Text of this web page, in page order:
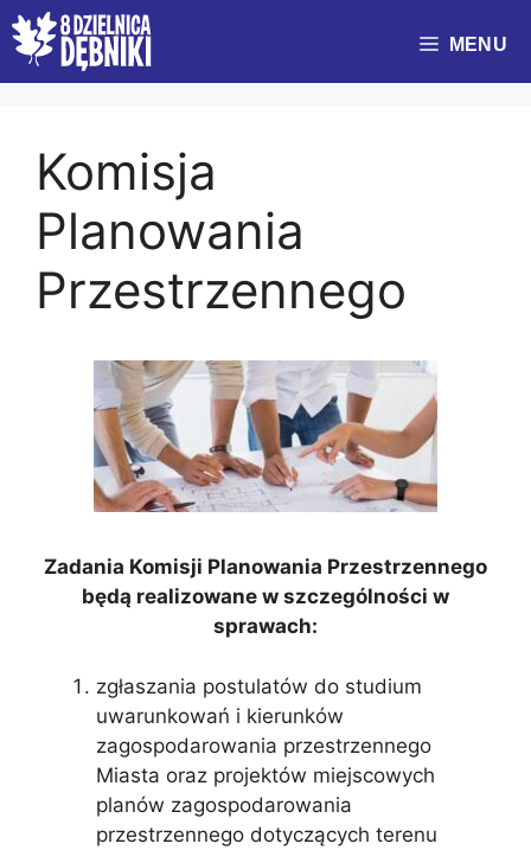
Przejdź
do
treści
MENU
Komisja
Planowania
Przestrzennego
Zadania Komisji Planowania Przestrzennego
będą realizowane w szczególności w
sprawach:
zgłaszania postulatów do studium
uwarunkowań i kierunków
zagospodarowania przestrzennego
Miasta oraz projektów miejscowych
planów zagospodarowania
przestrzennego dotyczących terenu